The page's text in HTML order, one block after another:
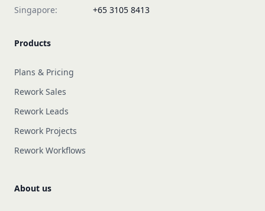
Singapore:
+65 3105 8413
Products
Plans & Pricing
Rework Sales
Rework Leads
Rework Projects
Rework Workflows
About us